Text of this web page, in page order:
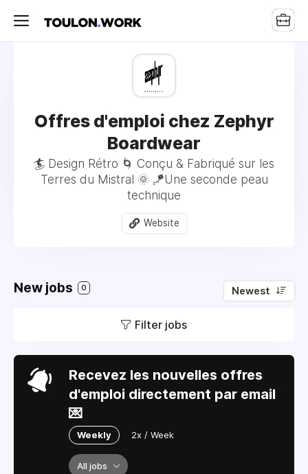
Offres d'emploi chez Zephyr
Boardwear
🏄 Design Rétro 🌀 Conçu & Fabriqué sur les
Terres du Mistral 🌞 🪁Une seconde peau
technique
Website
New jobs 0 Newest
Filter jobs
Recevez les nouvelles offres
d'emploi directement par email
💌
Weekly 2x / Week
All jobs